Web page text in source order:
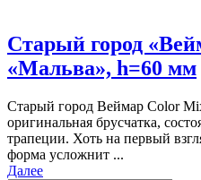
Старый город
«Мальва», h=60 мм
Старый город Веймар Color
оригинальная брусчатка,
трапеции. Хоть на первый
форма усложнит ...
Далее